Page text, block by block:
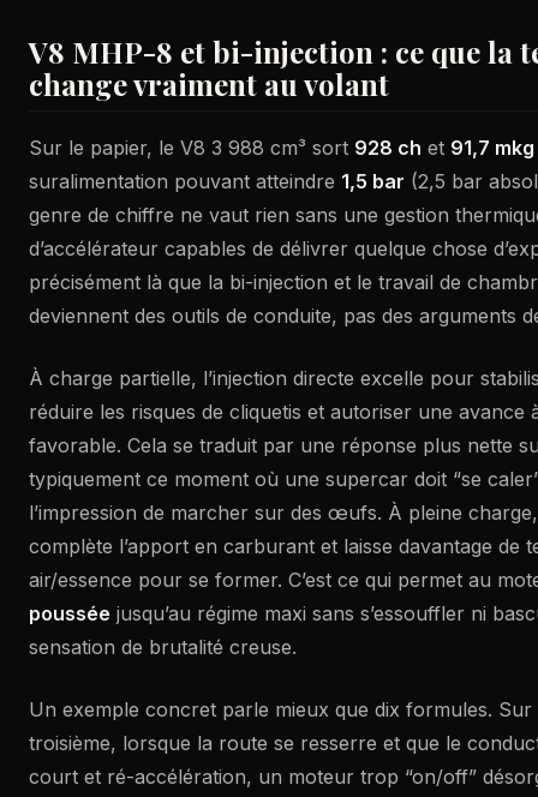
V8 MHP-8 et bi-injection : ce que la
change vraiment au volant
Sur le papier, le V8 3 988 cm³ sort 928 ch et 91,7 mkg
suralimentation pouvant atteindre 1,5 bar (2,5 bar
genre de chiffre ne vaut rien sans une gestion
d’accélérateur capables de délivrer quelque chose
précisément là que la bi-injection et le travail de
deviennent des outils de conduite, pas des arguments
À charge partielle, l’injection directe excelle pour
réduire les risques de cliquetis et autoriser une avance
favorable. Cela se traduit par une réponse plus nette
typiquement ce moment où une supercar doit “se
l’impression de marcher sur des œufs. À pleine
complète l’apport en carburant et laisse davantage de
air/essence pour se former. C’est ce qui permet au
poussée jusqu’au régime maxi sans s’essouffler ni
sensation de brutalité creuse.
Un exemple concret parle mieux que dix formules.
troisième, lorsque la route se resserre et que le
court et ré-accélération, un moteur trop “on/off”